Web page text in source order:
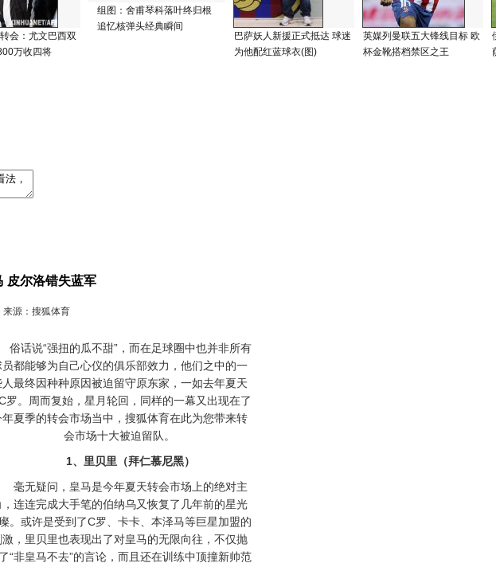
会：尤文巴西双
万收四将
组图：舍甫琴科落叶终归根
追忆核弹头经典瞬间
巴萨妖人新援正式抵达 球迷
为他配红蓝球衣(图)
英媒列曼联五大锋线目标 欧
杯金靴搭档禁区之王
皮尔洛错失蓝军
源：搜狐体育
话说“强扭的瓜不甜”，而在足球圈中也并非所有
员都能够为自己心仪的俱乐部效力，他们之中的一
人最终因种种原因被迫留守原东家，一如去年夏天
罗。周而复始，星月轮回，同样的一幕又出现在了
年夏季的转会市场当中，搜狐体育在此为您带来转
会市场十大被迫留队。
1、里贝里（拜仁慕尼黑）
无疑问，皇马是今年夏天转会市场上的绝对主
，连连完成大手笔的伯纳乌又恢复了几年前的星光
。或许是受到了C罗、卡卡、本泽马等巨星加盟的
激，里贝里也表现出了对皇马的无限向往，不仅抛
“非皇马不去”的言论，而且还在训练中顶撞新帅范